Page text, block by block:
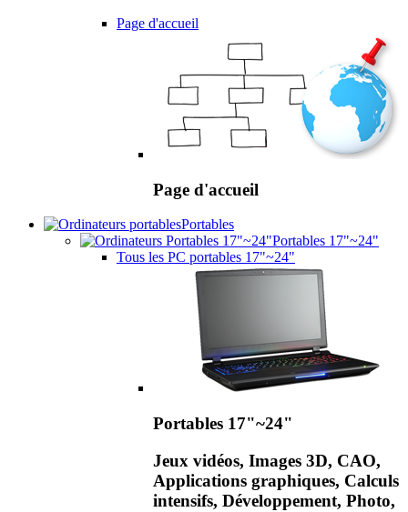
Page d'accueil
Page d'accueil
Portables
Portables 17"~24"
Tous les PC portables 17"~24"
Portables 17"~24"
Jeux vidéos, Images 3D, CAO,
Applications graphiques, Calculs
intensifs, Développement, Photo,